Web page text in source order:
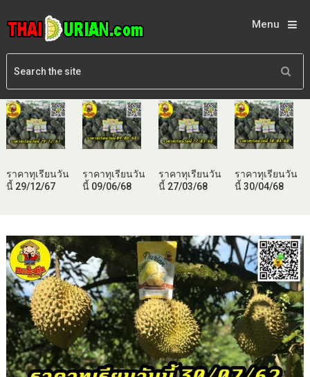
Menu
ราคาทุเรียนวัน
นี้ 29/12/67
ราคาทุเรียนวัน
นี้ 09/06/68
ราคาทุเรียนวัน
นี้ 27/03/68
ราคาทุเรียนวัน
นี้ 30/04/68